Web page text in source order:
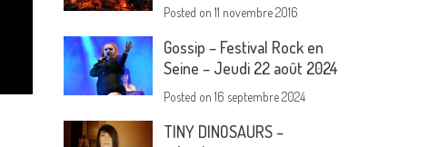
Posted on11 novembre 2016
Gossip – Festival Rock en
Seine – Jeudi 22 août 2024
Posted on16 septembre 2024
TINY DINOSAURS –